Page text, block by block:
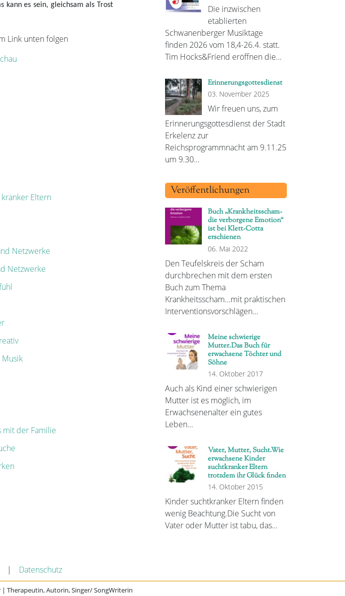
kann es sein, gleichsam als Trost
Link unten folgen
Eltern
Netzwerke
Netzwerke
mit der Familie
Die inzwischen
etablierten
Schwanenberger Musiktage
finden 2026 vom 18,4-26.4. statt.
Tim Hocks&Friend eröffnen die…
Erinnerungsgottesdienst
03. November 2025
Wir freuen uns, zum
Erinnerungsgottesdienst der Stadt
Erkelenz zur
Reichsprogrammnacht am 9.11.25
um 9.30…
Veröffentlichungen
Buch „Krankheitsscham-
die verborgene Emotion“
ist bei Klett-Cotta
erschienen
06. Mai 2022
Den Teufelskreis der Scham
durchbrechen mit dem ersten
Buch zum Thema
Krankheitsscham...mit praktischen
Interventionsvorschlägen…
Meine schwierige
Mutter.Das Buch für
erwachsene Töchter und
Söhne
14. Oktober 2017
Auch als Kind einer schwierigen
Mutter ist es möglich, im
Erwachsenenalter ein gutes
Leben…
Vater, Mutter, Sucht.Wie
erwachsene Kinder
suchtkranker Eltern
trotzdem ihr Glück finden
14. Oktober 2015
Kinder suchtkranker Eltern finden
wenig Beachtung.Die Sucht von
Vater oder Mutter ist tabu, das…
| Datenschutz
Therapeutin, Autorin, Singer/ SongWriterin